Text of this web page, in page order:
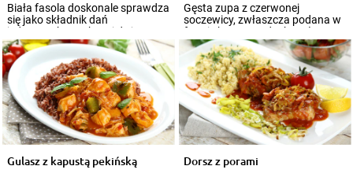
Biała fasola doskonale sprawdza
się jako składnik dań
jednogarnkowych. Jej duże,
smaczne nasiona...
Gęsta zupa z czerwonej
soczewicy, zwłaszcza podana w
formie kremu, to doskonały
sposób na rozpocz...
Gulasz z kapustą pekińską Dorsz z porami